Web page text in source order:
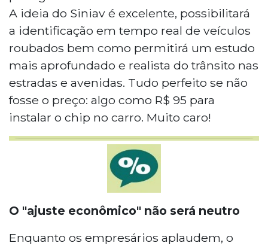
A ideia do Siniav é excelente, possibilitará
a identificação em tempo real de veículos
roubados bem como permitirá um estudo
mais aprofundado e realista do trânsito nas
estradas e avenidas. Tudo perfeito se não
fosse o preço: algo como R$ 95 para
instalar o chip no carro. Muito caro!
O "ajuste econômico" não será neutro
Enquanto os empresários aplaudem, o